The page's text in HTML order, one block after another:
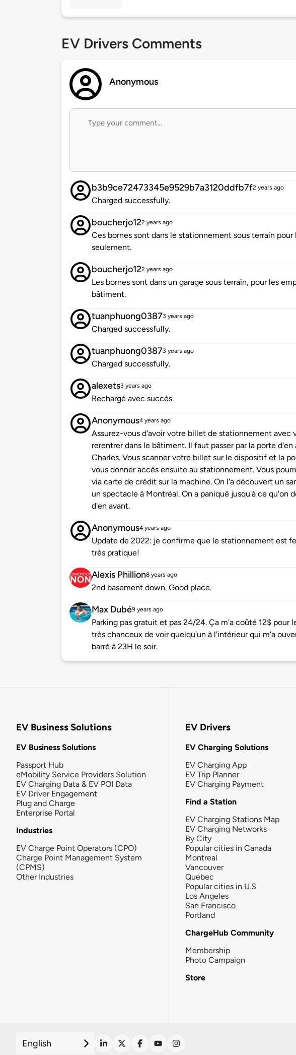
EV Drivers Comments
Anonymous
b3b9ce72473345e9529b7a3120ddfb7f2 years ago
Charged successfully.
boucherjo122 years ago
Ces bornes sont dans le stationnement sous terrain pour
seulement.
boucherjo122 years ago
Les bornes sont dans un garage sous terrain, pour les
bâtiment.
tuanphuong03873 years ago
Charged successfully.
tuanphuong03873 years ago
Charged successfully.
alexets3 years ago
Rechargé avec succès.
Anonymous4 years ago
Assurez-vous d'avoir votre billet de stationnement avec
rerentrer dans le bâtiment. Il faut passer par la porte d'en
Charles. Vous scanner votre billet sur le dispositif et la
vous donner accès ensuite au stationnement. Vous
via carte de crédit sur la machine. On l'a découvert un
un spectacle à Montréal. On a paniqué jusqu'à ce qu'on
d'en avant.
Anonymous4 years ago
Update de 2022: je confirme que le stationnement est
très pratique!
Alexis Phillion8 years ago
2nd basement down. Good place.
Max Dubé9 years ago
Parking pas gratuit et pas 24/24. Ça m'a coûté 12$ pour
très chanceux de voir quelqu'un à l'intérieur qui m'a
barré à 23H le soir.
EV Business Solutions
EV Business Solutions
Passport Hub
eMobility Service Providers Solution
EV Charging Data & EV POI Data
EV Driver Engagement
Plug and Charge
Enterprise Portal
Industries
EV Charge Point Operators (CPO)
Charge Point Management System
(CPMS)
Other Industries
EV Drivers
EV Charging Solutions
EV Charging App
EV Trip Planner
EV Charging Payment
Find a Station
EV Charging Stations Map
EV Charging Networks
By City
Popular cities in Canada
Montreal
Vancouver
Quebec
Popular cities in U.S
Los Angeles
San Francisco
Portland
ChargeHub Community
Membership
Photo Campaign
Store
English